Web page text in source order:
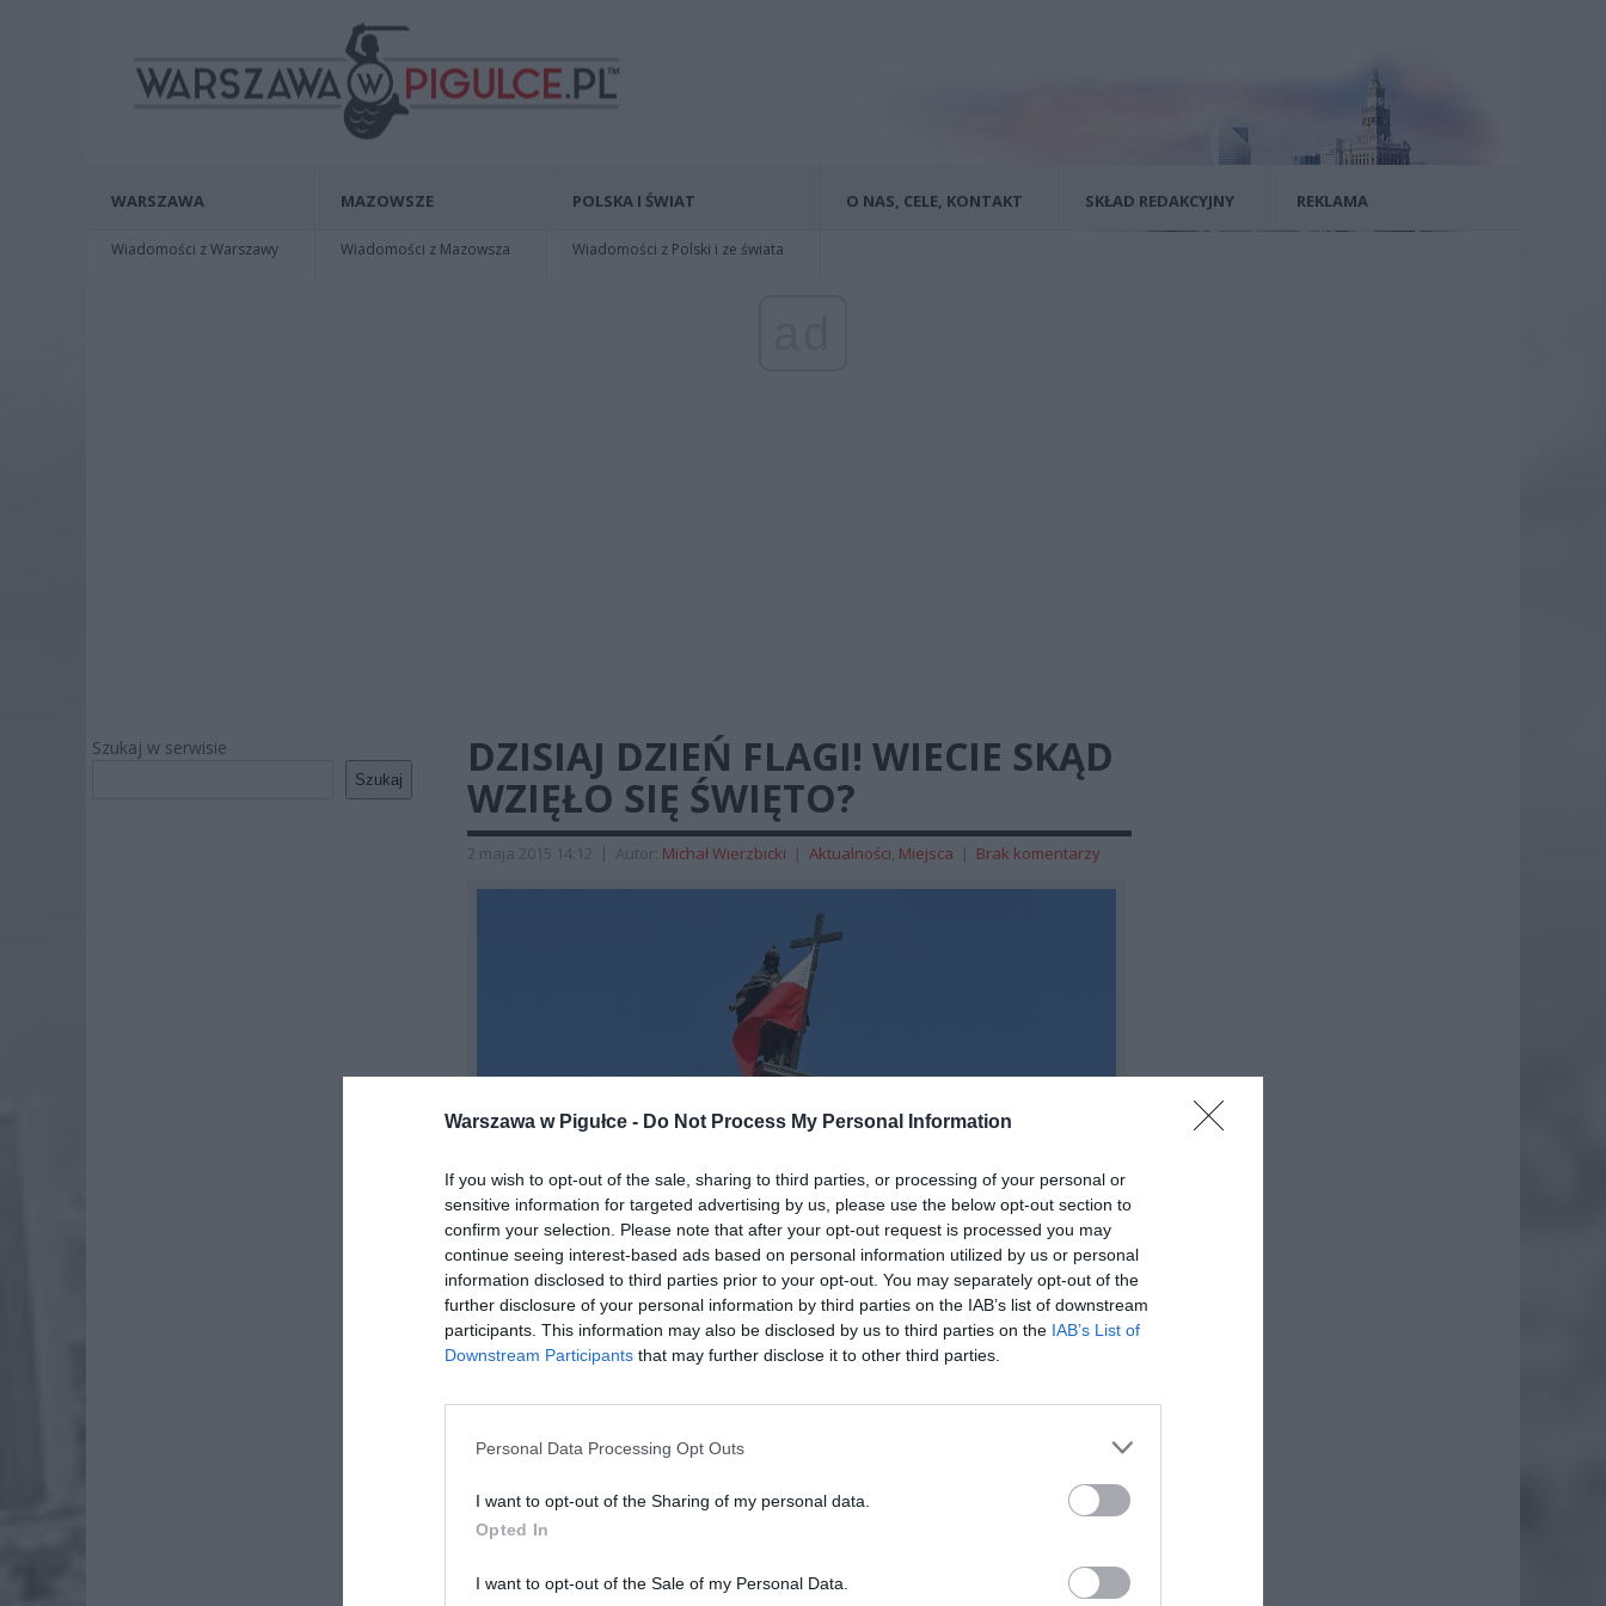
Warszawa w Pigułce - Do Not Process My Personal Information
If you wish to opt-out of the sale, sharing to third parties, or processing of your personal or
sensitive information for targeted advertising by us, please use the below opt-out section to
confirm your selection. Please note that after your opt-out request is processed you may
continue seeing interest-based ads based on personal information utilized by us or personal
information disclosed to third parties prior to your opt-out. You may separately opt-out of the
further disclosure of your personal information by third parties on the IAB’s list of downstream
participants. This information may also be disclosed by us to third parties on the IAB’s List of
Downstream Participants that may further disclose it to other third parties.
Personal Data Processing Opt Outs
I want to opt-out of the Sharing of my personal data.
Opted In
I want to opt-out of the Sale of my Personal Data.
WARSZAWA
Wiadomości z Warszawy
MAZOWSZE
Wiadomości z Mazowsza
POLSKA I ŚWIAT
Wiadomości z Polski i ze świata
O NAS, CELE, KONTAKT SKŁAD REDAKCYJNY REKLAMA
Szukaj w serwisie
Szukaj
DZISIAJ DZIEŃ FLAGI! WIECIE SKĄD
WZIĘŁO SIĘ ŚWIĘTO?
2 maja 2015 14:12 | Autor: Michał Wierzbicki | Aktualności Miejsca | Brak komentarzy
Fot. Wikipedia